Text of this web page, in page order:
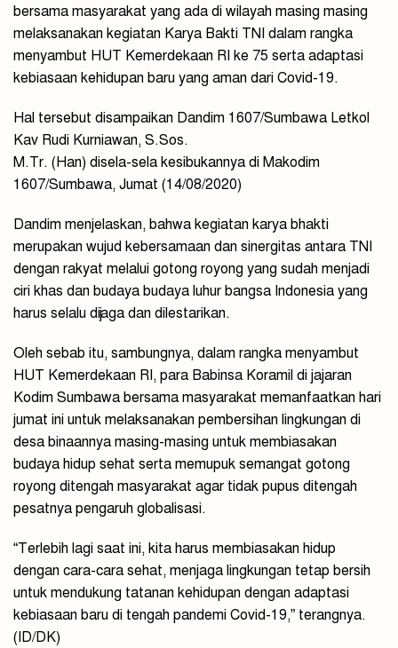
bersama masyarakat yang ada di wilayah masing masing
melaksanakan kegiatan Karya Bakti TNI dalam rangka
menyambut HUT Kemerdekaan RI ke 75 serta adaptasi
kebiasaan kehidupan baru yang aman dari Covid-19.
Hal tersebut disampaikan Dandim 1607/Sumbawa Letkol
Kav Rudi Kurniawan, S.Sos.
M.Tr. (Han) disela-sela kesibukannya di Makodim
1607/Sumbawa, Jumat (14/08/2020)
Dandim menjelaskan, bahwa kegiatan karya bhakti
merupakan wujud kebersamaan dan sinergitas antara TNI
dengan rakyat melalui gotong royong yang sudah menjadi
ciri khas dan budaya budaya luhur bangsa Indonesia yang
harus selalu dijaga dan dilestarikan.
Oleh sebab itu, sambungnya, dalam rangka menyambut
HUT Kemerdekaan RI, para Babinsa Koramil di jajaran
Kodim Sumbawa bersama masyarakat memanfaatkan hari
jumat ini untuk melaksanakan pembersihan lingkungan di
desa binaannya masing-masing untuk membiasakan
budaya hidup sehat serta memupuk semangat gotong
royong ditengah masyarakat agar tidak pupus ditengah
pesatnya pengaruh globalisasi.
“Terlebih lagi saat ini, kita harus membiasakan hidup
dengan cara-cara sehat, menjaga lingkungan tetap bersih
untuk mendukung tatanan kehidupan dengan adaptasi
kebiasaan baru di tengah pandemi Covid-19,” terangnya.
(ID/DK)